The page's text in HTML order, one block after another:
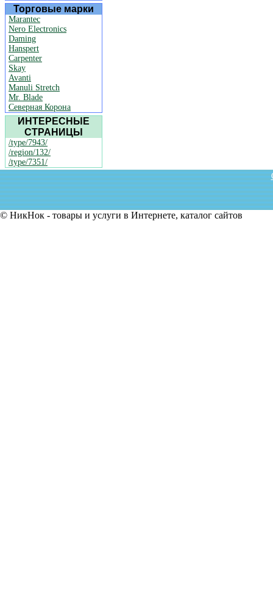
Торговые марки
Marantec
Nero Electronics
Daming
Hanspert
Carpenter
Skay
Avanti
Manuli Stretch
Mr. Blade
Северная Корона
ИНТЕРЕСНЫЕ
СТРАНИЦЫ
/type/7943/
/region/132/
/type/7351/
© НикНок - товары и услуги в Интернете, каталог сайтов